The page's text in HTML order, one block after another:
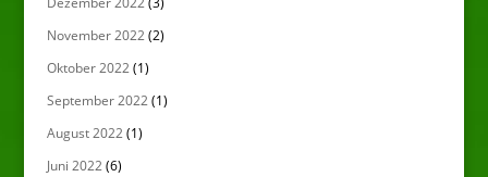
November 2022(2)
Oktober 2022(1)
September 2022(1)
August 2022(1)
Juni 2022(6)